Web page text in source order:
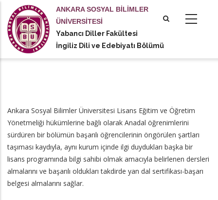
içeriğe
atla
ANKARA SOSYAL BİLİMLER
ÜNİVERSİTESİ
Yabancı Diller Fakültesi
İngiliz Dili ve Edebiyatı Bölümü
actions
Ankara Sosyal Bilimler Üniversitesi Lisans Eğitim ve Öğretim
Yönetmeliği hükümlerine bağlı olarak Anadal öğrenimlerini
sürdüren bir bölümün başarılı öğrencilerinin öngörülen şartları
taşıması kaydıyla, aynı kurum içinde ilgi duydukları başka bir
lisans programında bilgi sahibi olmak amacıyla belirlenen dersleri
almalarını ve başarılı oldukları takdirde yan dal sertifikası-başarı
belgesi almalarını sağlar.